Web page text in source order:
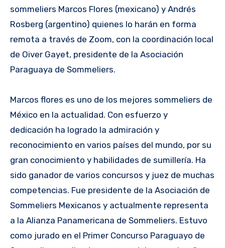
sommeliers Marcos Flores (mexicano) y Andrés
Rosberg (argentino) quienes lo harán en forma
remota a través de Zoom, con la coordinación local
de Oiver Gayet, presidente de la Asociación
Paraguaya de Sommeliers.
Marcos flores es uno de los mejores sommeliers de
México en la actualidad. Con esfuerzo y
dedicación ha logrado la admiración y
reconocimiento en varios países del mundo, por su
gran conocimiento y habilidades de sumillería. Ha
sido ganador de varios concursos y juez de muchas
competencias. Fue presidente de la Asociación de
Sommeliers Mexicanos y actualmente representa
a la Alianza Panamericana de Sommeliers. Estuvo
como jurado en el Primer Concurso Paraguayo de